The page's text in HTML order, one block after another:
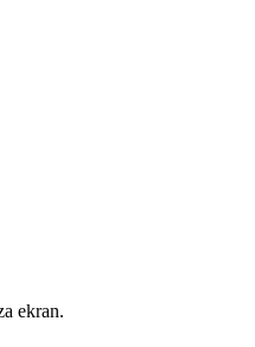
ekran.